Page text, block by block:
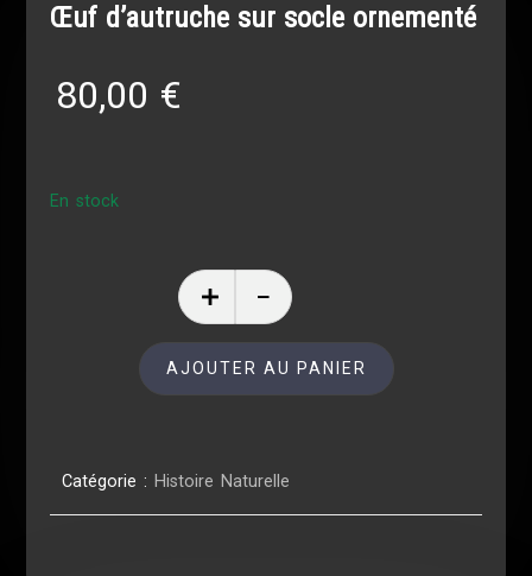
Œuf d’autruche sur socle ornementé
80,00 €
En stock
AJOUTER AU PANIER
Catégorie : Histoire Naturelle